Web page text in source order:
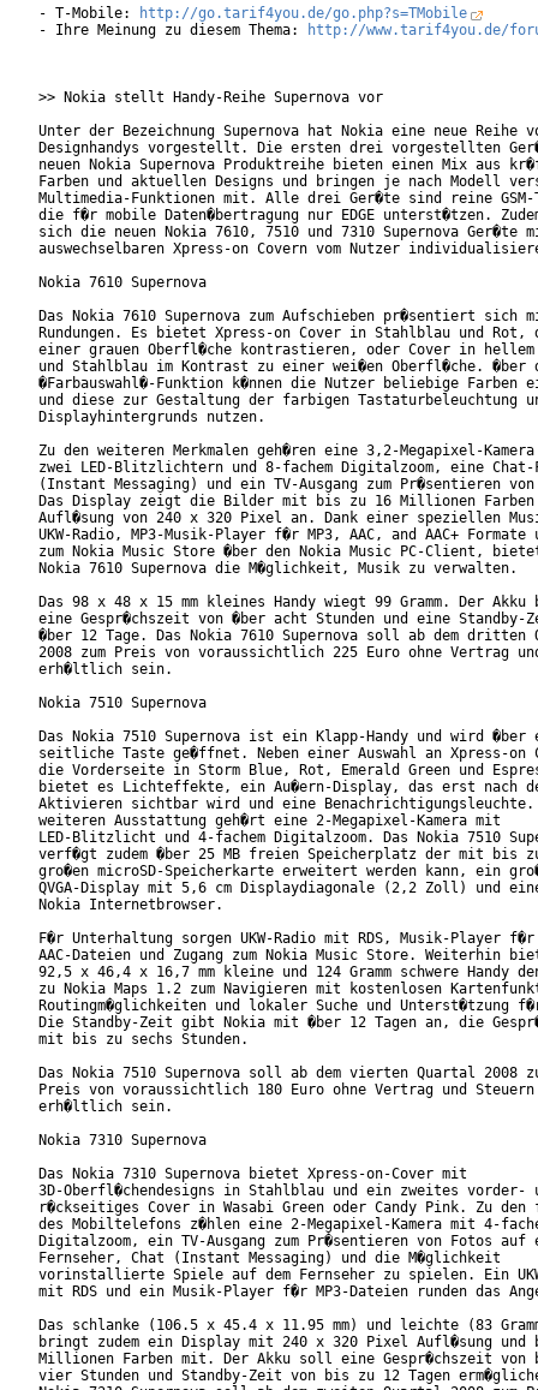
- T-Mobile:
http://go.tarif4you.de/go.php?s=TMobile
- Ihre Meinung zu diesem Thema:
http://www.tarif4you.de/
>> Nokia stellt Handy-Reihe Supernova vor
Unter der Bezeichnung Supernova hat Nokia eine neue Reihe
Designhandys vorgestellt. Die ersten drei vorgestellten
neuen Nokia Supernova Produktreihe bieten einen Mix aus
Farben und aktuellen Designs und bringen je nach Modell
Multimedia-Funktionen mit. Alle drei Ger�te sind reine GSM-
die f�r mobile Daten�bertragung nur EDGE unterst�tzen.
sich die neuen Nokia 7610, 7510 und 7310 Supernova Ger�te
auswechselbaren Xpress-on Covern vom Nutzer
Nokia 7610 Supernova
Das Nokia 7610 Supernova zum Aufschieben pr�sentiert sich
Rundungen. Es bietet Xpress-on Cover in Stahlblau und Rot,
einer grauen Oberfl�che kontrastieren, oder Cover in
und Stahlblau im Kontrast zu einer wei�en Oberfl�che. �ber
�Farbauswahl�-Funktion k�nnen die Nutzer beliebige Farben
und diese zur Gestaltung der farbigen Tastaturbeleuchtung
Displayhintergrunds nutzen.
Zu den weiteren Merkmalen geh�ren eine 3,2-Megapixel-
zwei LED-Blitzlichtern und 8-fachem Digitalzoom, eine Chat-
(Instant Messaging) und ein TV-Ausgang zum Pr�sentieren
Das Display zeigt die Bilder mit bis zu 16 Millionen Farben
Aufl�sung von 240 x 320 Pixel an. Dank einer speziellen
UKW-Radio, MP3-Musik-Player f�r MP3, AAC, and AAC+ Formate
zum Nokia Music Store �ber den Nokia Music PC-Client,
Nokia 7610 Supernova die M�glichkeit, Musik zu
Das 98 x 48 x 15 mm kleines Handy wiegt 99 Gramm. Der
eine Gespr�chszeit von �ber acht Stunden und eine Standby-
�ber 12 Tage. Das Nokia 7610 Supernova soll ab dem dritten
2008 zum Preis von voraussichtlich 225 Euro ohne Vertrag
erh�ltlich sein.
Nokia 7510 Supernova
Das Nokia 7510 Supernova ist ein Klapp-Handy und wird �ber
seitliche Taste ge�ffnet. Neben einer Auswahl an Xpress-on
die Vorderseite in Storm Blue, Rot, Emerald Green und
bietet es Lichteffekte, ein Au�ern-Display, das erst nach
Aktivieren sichtbar wird und eine Benachrichtigungsleuchte.
weiteren Ausstattung geh�rt eine 2-Megapixel-Kamera mit
LED-Blitzlicht und 4-fachem Digitalzoom. Das Nokia 7510
verf�gt zudem �ber 25 MB freien Speicherplatz der mit bis
gro�en microSD-Speicherkarte erweitert werden kann, ein
QVGA-Display mit 5,6 cm Displaydiagonale (2,2 Zoll) und
Nokia Internetbrowser.
F�r Unterhaltung sorgen UKW-Radio mit RDS, Musik-Player f�r
AAC-Dateien und Zugang zum Nokia Music Store. Weiterhin
92,5 x 46,4 x 16,7 mm kleine und 124 Gramm schwere Handy
zu Nokia Maps 1.2 zum Navigieren mit kostenlosen
Routingm�glichkeiten und lokaler Suche und Unterst�tzung
Die Standby-Zeit gibt Nokia mit �ber 12 Tagen an, die
mit bis zu sechs Stunden.
Das Nokia 7510 Supernova soll ab dem vierten Quartal 2008
Preis von voraussichtlich 180 Euro ohne Vertrag und Steuern
erh�ltlich sein.
Nokia 7310 Supernova
Das Nokia 7310 Supernova bietet Xpress-on-Cover mit
3D-Oberfl�chendesigns in Stahlblau und ein zweites vorder-
r�ckseitiges Cover in Wasabi Green oder Candy Pink. Zu den
des Mobiltelefons z�hlen eine 2-Megapixel-Kamera mit 4-
Digitalzoom, ein TV-Ausgang zum Pr�sentieren von Fotos auf
Fernseher, Chat (Instant Messaging) und die M�glichkeit
vorinstallierte Spiele auf dem Fernseher zu spielen. Ein
mit RDS und ein Musik-Player f�r MP3-Dateien runden
Das schlanke (106.5 x 45.4 x 11.95 mm) und leichte (83
bringt zudem ein Display mit 240 x 320 Pixel Aufl�sung und
Millionen Farben mit. Der Akku soll eine Gespr�chszeit von
vier Stunden und Standby-Zeit von bis zu 12 Tagen